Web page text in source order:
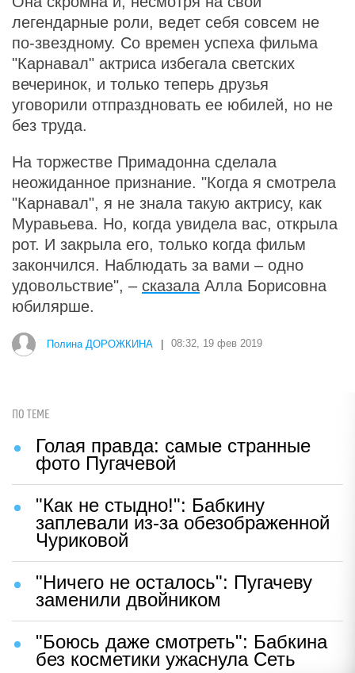
легендарные роли, ведет себя совсем не
по-звездному. Со времен успеха фильма
"Карнавал" актриса избегала светских
вечеринок, и только теперь друзья
уговорили отпраздновать ее юбилей, но не
без труда.
На торжестве Примадонна сделала
неожиданное признание. "Когда я смотрела
"Карнавал", я не знала такую актрису, как
Муравьева. Но, когда увидела вас, открыла
рот. И закрыла его, только когда фильм
закончился. Наблюдать за вами – одно
удовольствие", – сказала Алла Борисовна
юбилярше.
Полина ДОРОЖКИНА 08:32, 19 фев 2019
ПО ТЕМЕ
Голая правда: самые странные
фото Пугачевой
"Как не стыдно!": Бабкину
заплевали из-за обезображенной
Чуриковой
"Ничего не осталось": Пугачеву
заменили двойником
"Боюсь даже смотреть": Бабкина
без косметики ужаснула Сеть